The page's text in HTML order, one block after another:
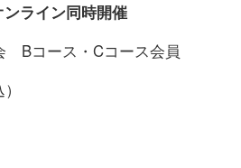
ライン同時開催
Bコース・Cコース会員